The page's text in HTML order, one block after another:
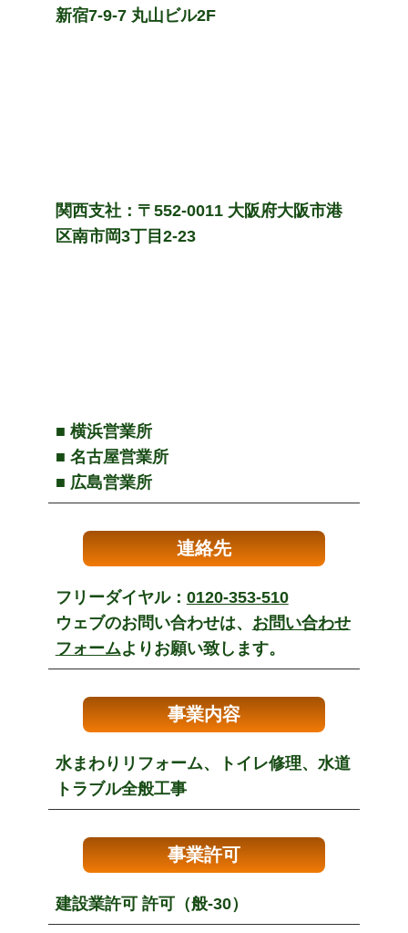
新宿7-9-7 丸山ビル2F
関西支社：〒552-0011 大阪府大阪市港
区南市岡3丁目2-23
■ 横浜営業所
■ 名古屋営業所
■ 広島営業所
連絡先
フリーダイヤル： 0120-353-510
ウェブのお問い合わせは、 お問い合わせ
フォームよりお願い致します。
事業内容
水まわりリフォーム、トイレ修理、水道
トラブル全般工事
事業許可
建設業許可 許可（般-30）